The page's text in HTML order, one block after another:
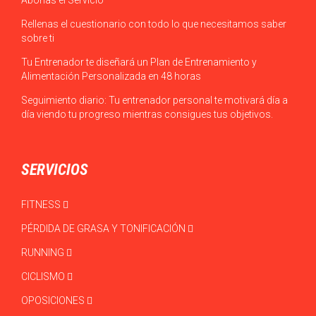
Rellenas el cuestionario con todo lo que necesitamos saber
sobre ti
Tu Entrenador te diseñará un Plan de Entrenamiento y
Alimentación Personalizada en 48 horas
Seguimiento diario: Tu entrenador personal te motivará día a
día viendo tu progreso mientras consigues tus objetivos.
SERVICIOS
FITNESS
PÉRDIDA DE GRASA Y TONIFICACIÓN
RUNNING
CICLISMO
OPOSICIONES